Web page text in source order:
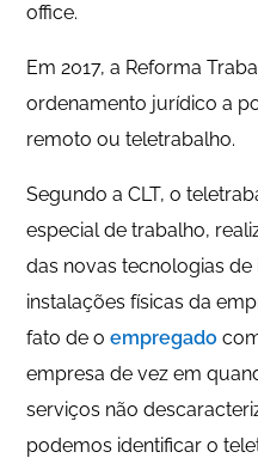
office.
Em 2017, a Reforma
ordenamento jurídico a
remoto ou teletrabalho.
Segundo a CLT, o
especial de trabalho,
das novas tecnologias
instalações físicas da
fato de o empregado
empresa de vez em
serviços não
podemos identificar o